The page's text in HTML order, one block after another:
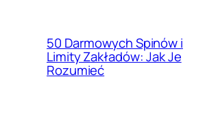
50 Darmowych Spinów i
Limity Zakładów: Jak Je
Rozumieć